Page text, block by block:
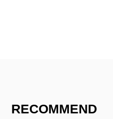
RECOMMEND